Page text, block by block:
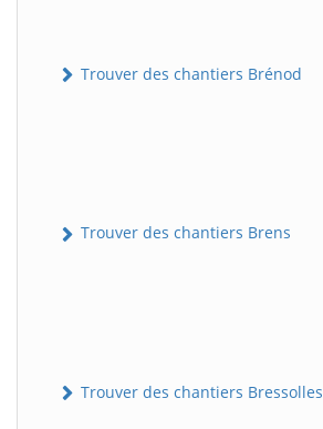
Trouver des chantiers Brénod
Trouver des chantiers Brens
Trouver des chantiers Bressolles